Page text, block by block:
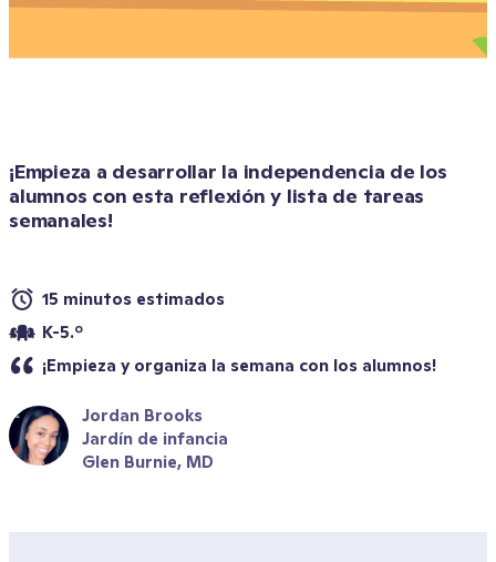
¡Empieza a desarrollar la independencia de los
alumnos con esta reflexión y lista de tareas
semanales!
15 minutos estimados
K-5.º
¡Empieza y organiza la semana con los alumnos!
Jordan Brooks
Jardín de infancia
Glen Burnie, MD